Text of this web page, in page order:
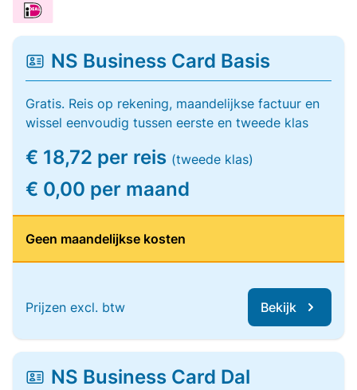
NS Business Card Basis
Gratis. Reis op rekening, maandelijkse factuur en
wissel eenvoudig tussen eerste en tweede klas
€ 18,72 per reis (tweede klas)
€ 0,00 per maand
Geen maandelijkse kosten
Prijzen excl. btw Bekijk
NS Business Card Dal